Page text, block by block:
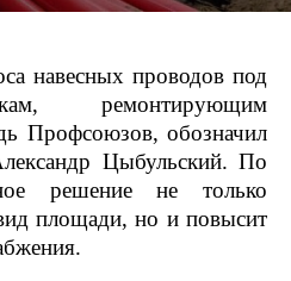
навесных проводов под
ремонтирующим
Профсоюзов, обозначил
Цыбульский. По
решение не только
площади, но и повысит